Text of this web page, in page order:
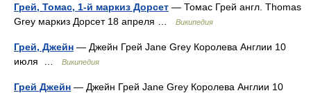
Грей, Томас, 1-й маркиз Дорсет — Томас Грей англ. Thomas
Grey маркиз Дорсет 18 апреля …
Википедия
Грей, Джейн — Джейн Грей Jane Grey Королева Англии 10
июля …
Википедия
Грей Джейн — Джейн Грей Jane Grey Королева Англии 10